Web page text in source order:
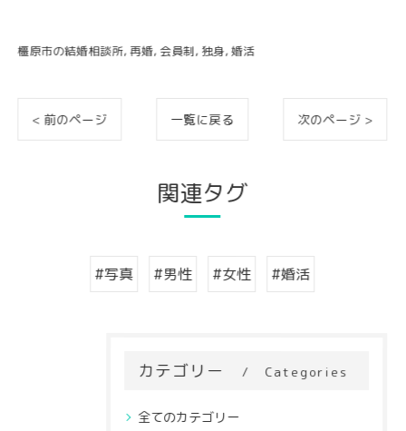
橿原市の結婚相談所 再婚 会員制 独身 婚活
< 前のページ 一覧に戻る 次のページ >
関連タグ
#写真 #男性 #女性 #婚活
カテゴリー Categories
全てのカテゴリー